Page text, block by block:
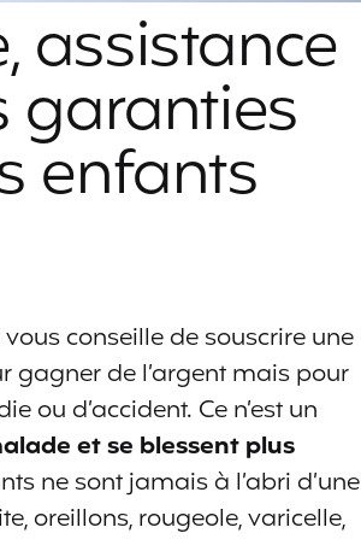
assistance
garanties
enfants
conseille de souscrire une
gagner de l’argent mais pour
ou d’accident. Ce n’est un
et se blessent plus
ne sont jamais à l’abri d’une
oreillons, rougeole, varicelle,